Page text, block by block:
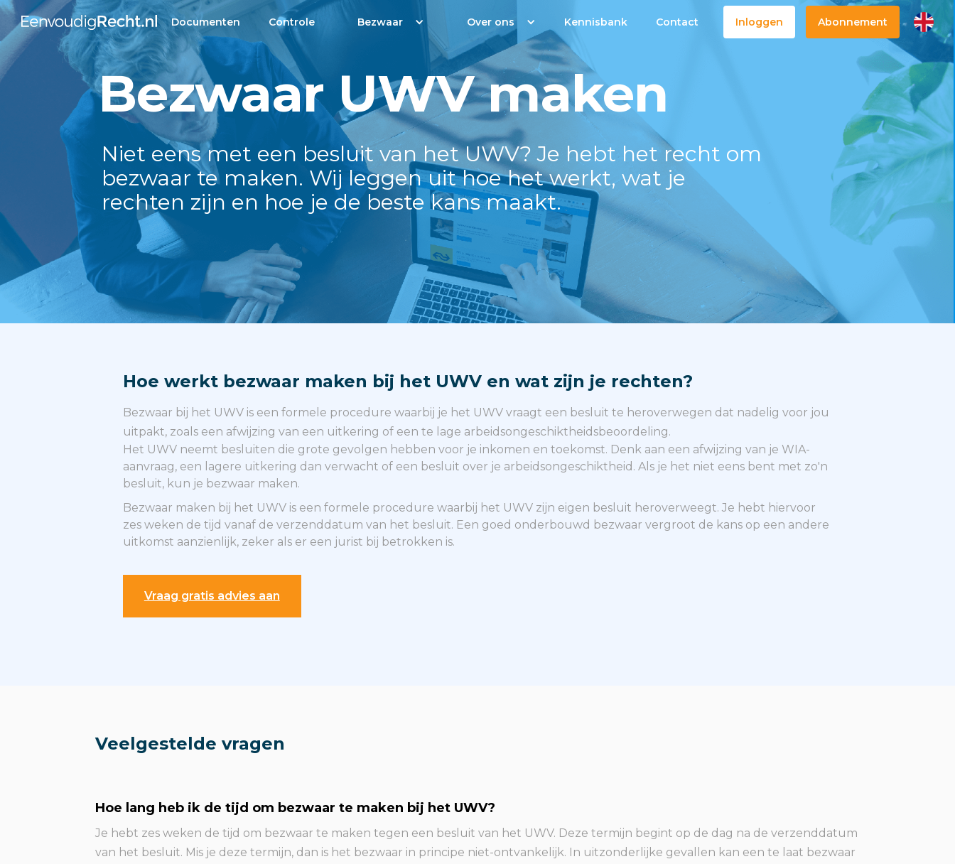
Documenten Controle Bezwaar Over ons Kennisbank Contact Inloggen Abonnement
Bezwaar UWV maken
Niet eens met een besluit van het UWV? Je hebt het recht om
bezwaar te maken. Wij leggen uit hoe het werkt, wat je
rechten zijn en hoe je de beste kans maakt.
Hoe werkt bezwaar maken bij het UWV en wat zijn je rechten?
Bezwaar bij het UWV is een formele procedure waarbij je het UWV vraagt een besluit te heroverwegen dat nadelig voor jou
uitpakt, zoals een afwijzing van een uitkering of een te lage arbeidsongeschiktheidsbeoordeling.
Het UWV neemt besluiten die grote gevolgen hebben voor je inkomen en toekomst. Denk aan een afwijzing van je WIA-
aanvraag, een lagere uitkering dan verwacht of een besluit over je arbeids­ongeschiktheid. Als je het niet eens bent met zo'n
besluit, kun je bezwaar maken.
Bezwaar maken bij het UWV is een formele procedure waarbij het UWV zijn eigen besluit heroverweegt. Je hebt hiervoor
zes weken de tijd vanaf de verzenddatum van het besluit. Een goed onderbouwd bezwaar vergroot de kans op een andere
uitkomst aanzienlijk, zeker als er een jurist bij betrokken is.
Vraag gratis advies aan
Veelgestelde vragen
Hoe lang heb ik de tijd om bezwaar te maken bij het UWV?
Je hebt zes weken de tijd om bezwaar te maken tegen een besluit van het UWV. Deze termijn begint op de dag na de verzenddatum
van het besluit. Mis je deze termijn, dan is het bezwaar in principe niet-ontvankelijk. In uitzonderlijke gevallen kan een te laat bezwaar